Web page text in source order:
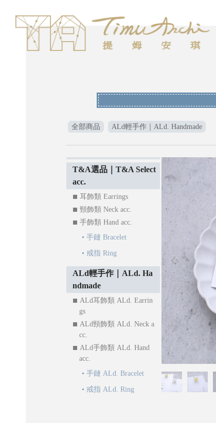
全部商品 ALd輕手作｜ALd. Handmade
T&A選品｜T&A Select
acc.
耳飾類 Earrings
頸飾類 Neck acc.
手飾類 Hand acc.
手鏈 Bracelet
戒指 Ring
ALd輕手作｜ALd. Ha
ndmade
ALd耳飾類 ALd. Earrin
gs
ALd頸飾類 ALd. Neck a
cc.
ALd手飾類 ALd. Hand
acc.
手鏈 ALd. Bracelet
戒指 ALd. Ring